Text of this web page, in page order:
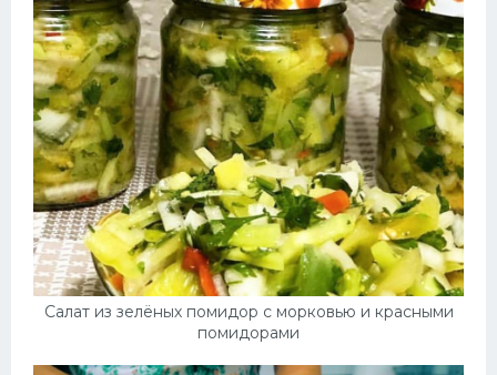
Салат из зелёных помидор с морковью и красными
помидорами